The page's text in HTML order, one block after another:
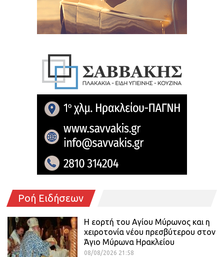
Ροή Ειδήσεων
Η εορτή του Αγίου Μύρωνος και η
χειροτονία νέου πρεσβύτερου στον
Άγιο Μύρωνα Ηρακλείου
08/08/2026 21:58